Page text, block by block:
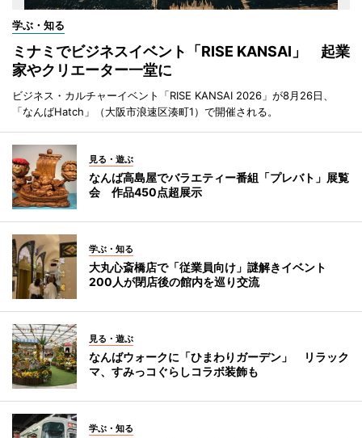
学ぶ・知る
ミナミでビジネスイベント「RISE KANSAI」 起業
家やクリエーター一堂に
ビジネス・カルチャーイベント「RISE KANSAI 2026」が8月26日、
「なんばHatch」（大阪市浪速区湊町1）で開催される。
見る・遊ぶ
なんば高島屋でバラエティー番組「プレバト」展覧
会 作品450点超展示
学ぶ・知る
大丸心斎橋店で「従業員向け」謎解きイベント
200人が閉店後の館内を巡り交流
見る・遊ぶ
なんばウォークに「ひまわりガーデン」 リラック
マ、すみっコぐらしコラボ装飾も
学ぶ・知る